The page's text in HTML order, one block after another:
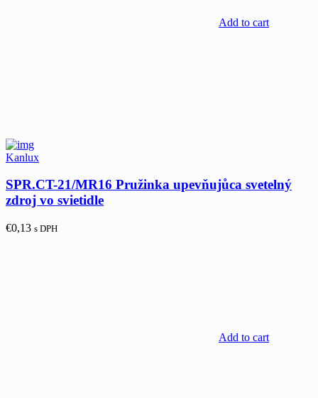
Add to cart
Kanlux
SPR.CT-21/MR16 Pružinka upevňujůca svetelný
zdroj vo svietidle
€0,13 s DPH
Add to cart